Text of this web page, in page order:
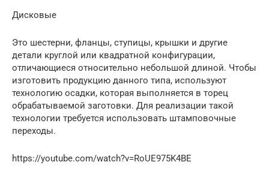
Дисковые
Это шестерни, фланцы, ступицы, крышки и другие
детали круглой или квадратной конфигурации,
отличающиеся относительно небольшой длиной. Чтобы
изготовить продукцию данного типа, используют
технологию осадки, которая выполняется в торец
обрабатываемой заготовки. Для реализации такой
технологии требуется использовать штамповочные
переходы.
https://youtube.com/watch?v=RoUE975K4BE